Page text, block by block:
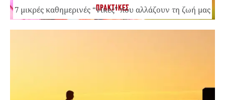
ΠΡΑΚΤΙΚΕΣ
7 μικρές καθημερινές “νίκες” που αλλάζουν τη ζωή μας